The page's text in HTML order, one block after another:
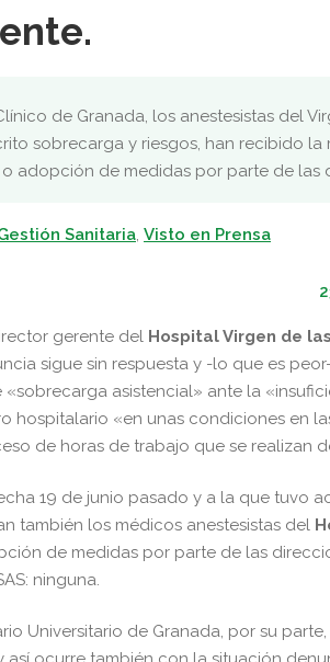
de Granada, los anestesistas del
sobrecarga y riesgos, han recibido la
adopción de medidas por parte de las
Sanitaria Visto en Prensa
gerente del Hospital Virgen de
sigue sin respuesta y -lo que es
asistencial» ante la
hospitalario «en unas condiciones en
de horas de trabajo que se realizan
19 de junio pasado y a la que tuvo
también los médicos anestesistas del
de medidas por parte de las
ninguna.
Universitario de Granada, por su